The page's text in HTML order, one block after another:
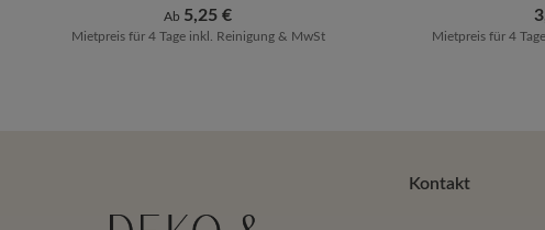
[mieten]
Regulärer Preis:
Ab 5,25 €
Mietpreis für 4 Tage inkl. Reinigung & MwSt Mietpreis für 4
Kontakt